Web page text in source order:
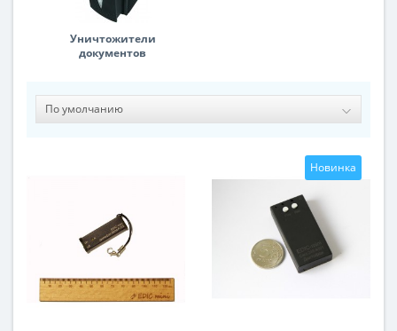
Уничтожители
документов
Новинка